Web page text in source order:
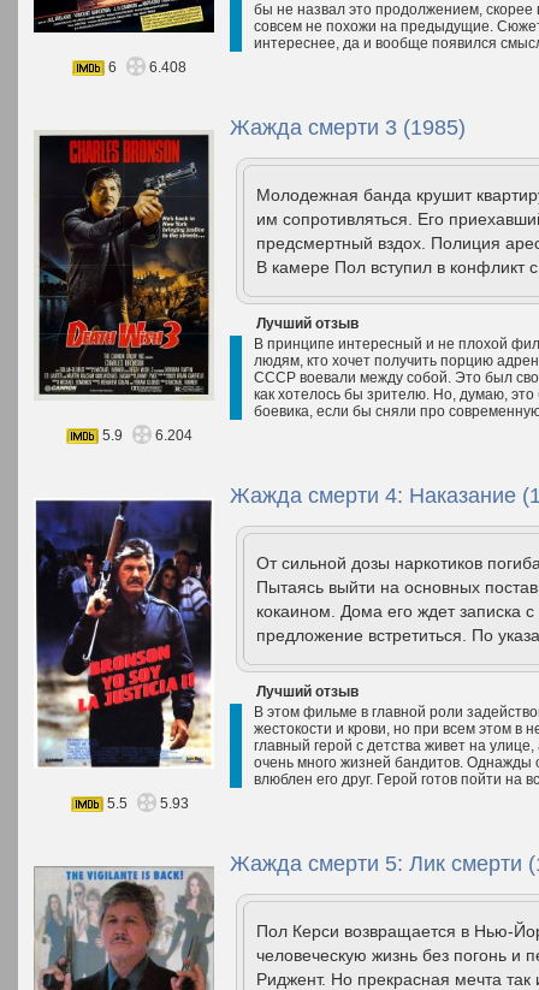
бы не назвал это продолжением, скорее
совсем не похожи на предыдущие.
интереснее, да и вообще появился
6
6.408
Жажда смерти 3 (1985)
Молодежная банда крушит
им сопротивляться. Его
предсмертный вздох. Полиция
В камере Пол вступил в конфликт
Лучший отзыв
В принципе интересный и не плохой
людям, кто хочет получить порцию
СССР воевали между собой. Это был
как хотелось бы зрителю. Но, думаю,
боевика, если бы сняли про
5.9
6.204
Жажда смерти 4: Наказание
От сильной дозы наркотиков
Пытаясь выйти на основных
кокаином. Дома его ждет записка
предложение встретиться. По
Лучший отзыв
В этом фильме в главной роли
жестокости и крови, но при всем этом в
главный герой с детства живет на
очень много жизней бандитов. Однажды
влюблен его друг. Герой готов пойти на
5.5
5.93
Жажда смерти 5: Лик смерти
Пол Керси возвращается в Нью-
человеческую жизнь без погонь и
Риджент. Но прекрасная мечта